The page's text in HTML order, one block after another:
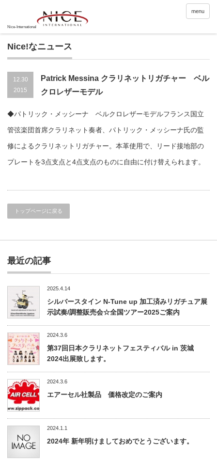
menu
Nice!なニュース
12.30
2015
Patrick Messina クラリネットリガチャー ベル
クロレザーモデル
◆パトリック・メッシーナ ベルクロレザーモデルフランス国立
管弦楽団首席クラリネット奏者、パトリック・メッシーナ氏の監
修によるクラリネットリガチャー。本革使用で、リード接地部の
プレートを3点支点と4点支点のものに自由に付け替えられます。
トップページに戻る
最近の記事
2025.4.14
シルバースタイン N-Tune up 加工済みリガチュア展
示試奏/調整販売会☆全国ツアー2025ご案内
2024.3.6
第37回日本クラリネットフェスティバル in 茨城
2024出展致します。
2024.3.6
エアーセル社製品 価格改定のご案内
2024.1.1
2024年 新年明けましておめでとうございます。